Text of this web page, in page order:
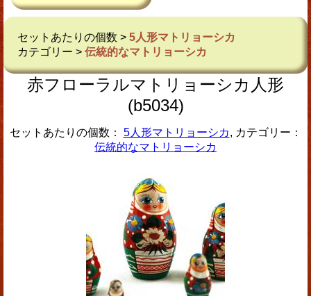
セットあたりの個数 > 5人形マトリョーシカ
カテゴリー > 伝統的なマトリョーシカ
赤フローラルマトリョーシカ人形
(b5034)
セットあたりの個数： 5人形マトリョーシカ, カテゴリー：
伝統的なマトリョーシカ